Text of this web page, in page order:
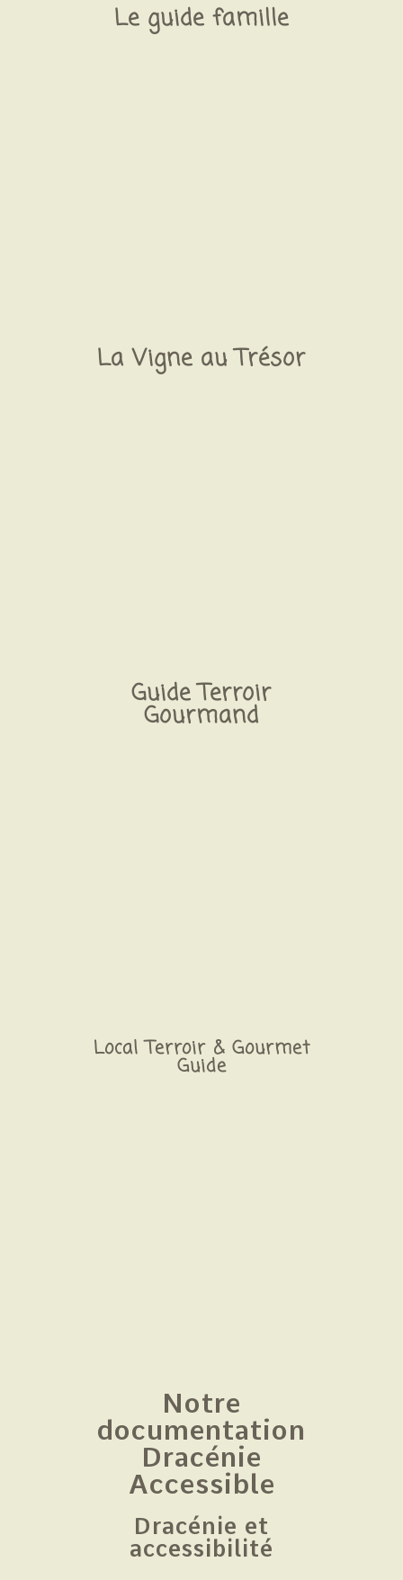
Le guide famille
La Vigne au Trésor
Guide Terroir
Gourmand
Local Terroir & Gourmet
Guide
Notre
documentation
Dracénie
Accessible
Dracénie et
accessibilité